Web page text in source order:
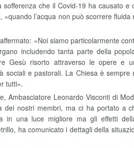
che il Covid-19 ha causato e
l’acqua non può scorrere
«Noi siamo particolarmente
includendo tanta parte della
Gesù risorto attraverso le opere e
sociali e pastorali. La Chiesa è
tutti».
Ambasciatore Leonardo Visconti di
dei nostri membri, ma ci ha portato a
in una luce migliore ma gli effetti
ha comunicato i dettagli della